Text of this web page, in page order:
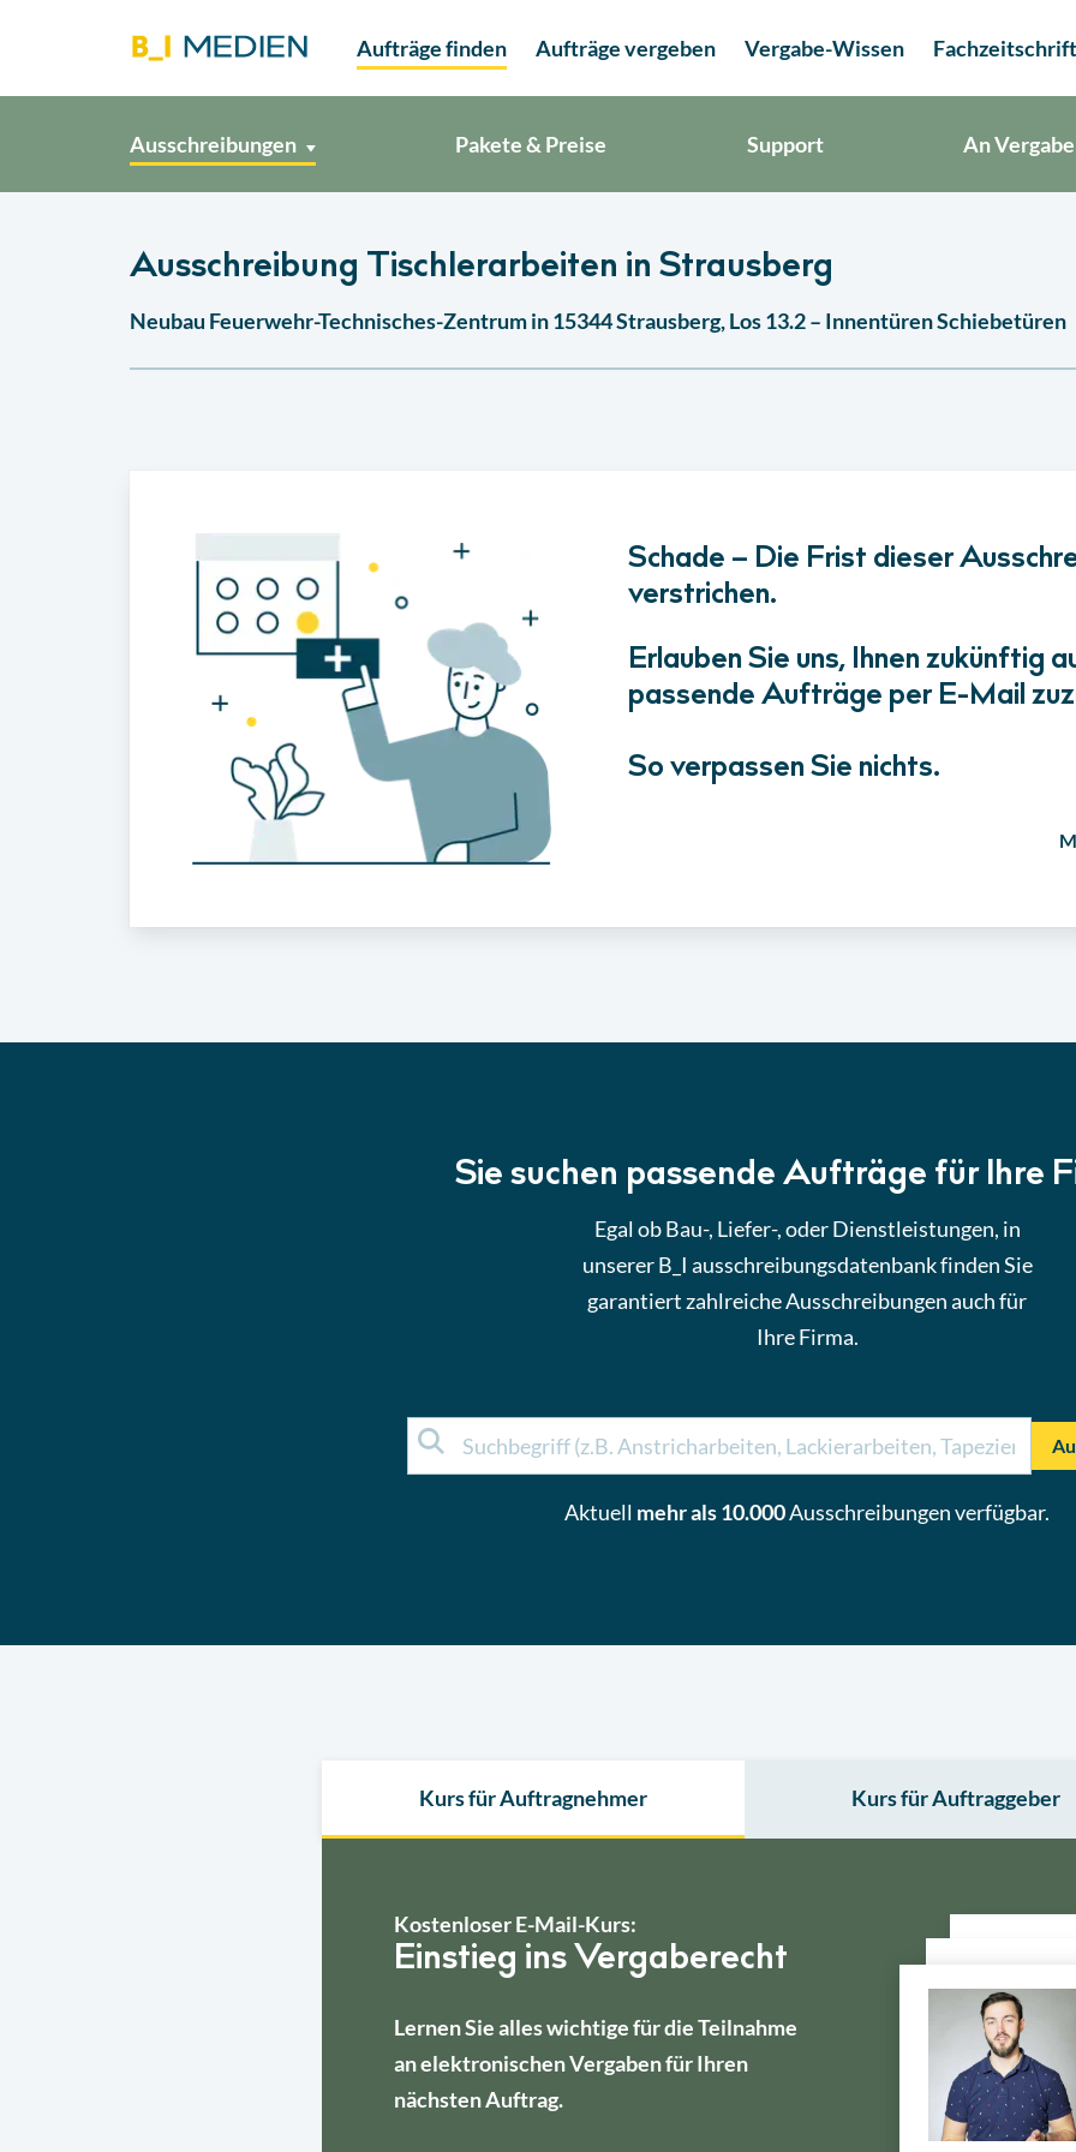
Aufträge finden Aufträge vergeben Vergabe-Wissen
Ausschreibungen Pakete & Preise Support An
Ausschreibung Tischlerarbeiten in Strausberg
Neubau Feuerwehr-Technisches-Zentrum in 15344 Strausberg, Los 13.2 – Innentüren Schiebetüren
Schade – Die Frist dieser
verstrichen.
Erlauben Sie uns, Ihnen zukünftig
passende Aufträge per E-Mail
So verpassen Sie nichts.
Sie suchen passende Aufträge für Ihre
Egal ob Bau-, Liefer-, oder Dienstleistungen, in
unserer B_I ausschreibungsdatenbank finden Sie
garantiert zahlreiche Ausschreibungen auch für
Ihre Firma.
Aktuell mehr als 10.000Ausschreibungen verfügbar.
Kurs für Auftragnehmer Kurs für Auftraggeber
Kostenloser E-Mail-Kurs:
Einstieg ins Vergaberecht
Lernen Sie alles wichtige für die Teilnahme
an elektronischen Vergaben für Ihren
nächsten Auftrag.